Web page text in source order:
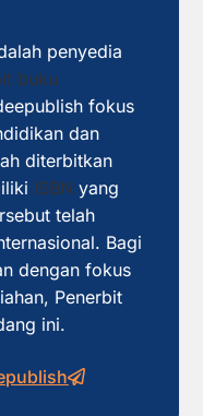
penyedia
buku
fokus
dan
diterbitkan
ISBN yang
telah
Bagi
dengan fokus
Penerbit
ini.